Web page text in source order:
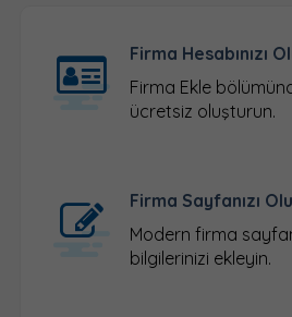
Firma Hesabınızı
Firma Ekle
ücretsiz oluşturun.
Firma Sayfanızı
Modern firma
bilgilerinizi ekleyin.